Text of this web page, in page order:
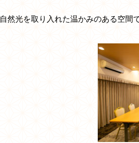
自然光を取り入れた温かみのある空間